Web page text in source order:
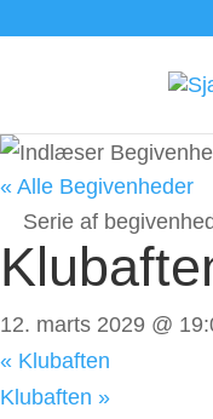
« Alle Begivenheder
Serie af
12. marts 2029 @
« Klubaften
Klubaften »